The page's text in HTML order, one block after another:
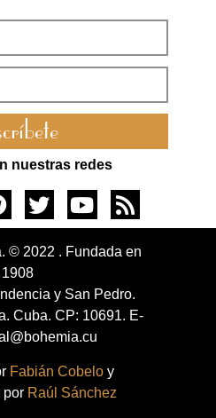
nuestras redes
© 2022 . Fundada en
1908
y San Pedro.
Cuba. CP: 10691. E-
Fabián Cobelo y
por Raúl Sánchez